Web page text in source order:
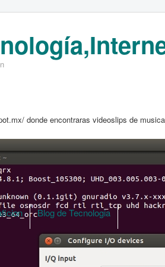
donde encontraras videoslips de
Blog de Tecnologia